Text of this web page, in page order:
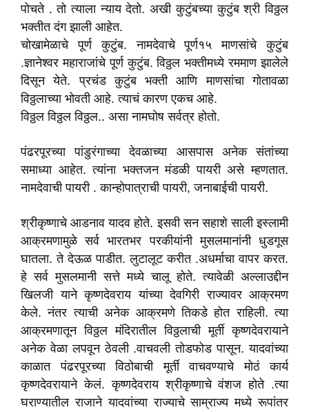
पोचते . तो त्याला न्याय देतो. अखी कुटुंबच्या कुटुंब श्री विठ्ठल
भक्तीत दंग झाली आहेत.
चोखामेळाचे पूर्ण कुटुंब. नामदेवाचे पूर्ण१५ माणसांचे कुटुंब
.ज्ञानेश्वर महाराजांचे पूर्ण कुटुंब. विठ्ठल भक्तीमध्ये रममाण झालेले
दिसून येते. प्रचंड कुटुंब भक्ती आणि माणसांचा गोतावळा
विठ्ठलाच्या भोवती आहे. त्याचं कारण एकच आहे.
विठ्ठल विठ्ठल विठ्ठल.. असा नामघोष सर्वत्र होतो.
पंढरपूरच्या पांडुरंगाच्या देवळाच्या आसपास अनेक संतांच्या
समाध्या आहेत. त्यांना भक्तजन मंडळी पायरी असे म्हणतात.
नामदेवाची पायरी . कान्होपात्राची पायरी, जनाबाईची पायरी.
श्रीकृष्णाचे आडनाव यादव होते. इसवी सन सहाशे साली इस्लामी
आक्रमणामुळे सर्व भारतभर परकीयांनी मुसलमानांनी धुडगूस
घातला. ते देऊळ पाडीत. लुटालूट करीत .अधर्माचा वापर करत.
हे सर्व मुसलमानी सत्ते मध्ये चालू होते. त्यावेळी अल्लाउद्दीन
खिलजी याने कृष्णदेवराय यांच्या देवगिरी राज्यावर आक्रमण
केले. नंतर त्याची अनेक आक्रमणे तिकडे होत राहिली. त्या
आक्रमणातून विठ्ठल मंदिरातील विठ्ठलाची मूर्ती कृष्णदेवरायाने
अनेक वेळा लपवून ठेवली .वाचवली तोडफोड पासून. यादवांच्या
काळात पंढरपूरच्या विठोबाची मूर्ती वाचवण्याचे मोठं कार्य
कृष्णदेवरायाने केलं. कृष्णदेवराय श्रीकृष्णाचे वंशज होते .त्या
घराण्यातील राजाने यादवांच्या राज्याचे साम्राज्य मध्ये रूपांतर